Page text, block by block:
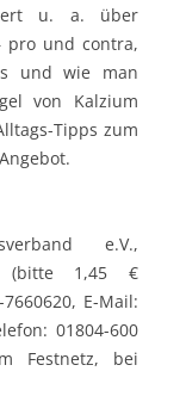
u. a. über
pro und contra,
und wie man
von Kalzium
Tipps zum
e.V.,
(bitte 1,45 €
E-Mail:
01804-600
Festnetz, bei